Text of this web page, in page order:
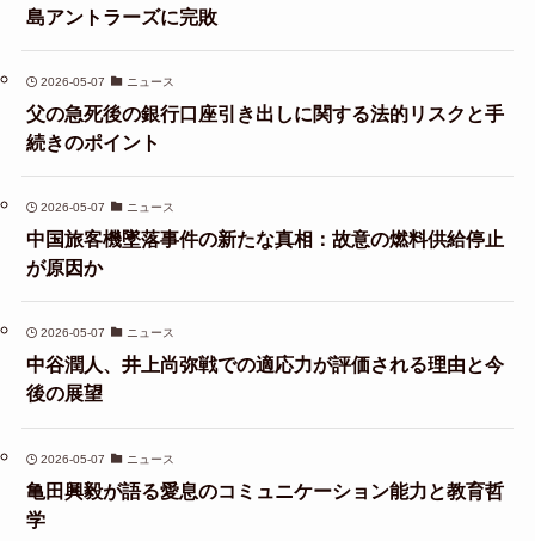
島アントラーズに完敗
2026-05-07 ニュース
父の急死後の銀行口座引き出しに関する法的リスクと手
続きのポイント
2026-05-07 ニュース
中国旅客機墜落事件の新たな真相：故意の燃料供給停止
が原因か
2026-05-07 ニュース
中谷潤人、井上尚弥戦での適応力が評価される理由と今
後の展望
2026-05-07 ニュース
亀田興毅が語る愛息のコミュニケーション能力と教育哲
学